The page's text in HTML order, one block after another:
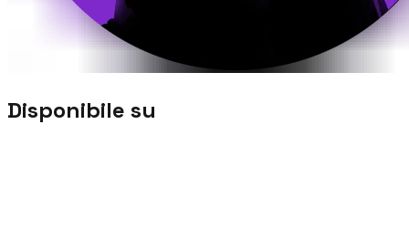
Disponibile su